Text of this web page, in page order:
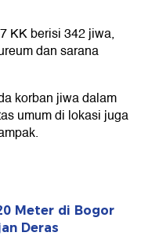
KK berisi 342 jiwa,
dan sarana
korban jiwa dalam
umum di lokasi juga
Meter di Bogor
Deras